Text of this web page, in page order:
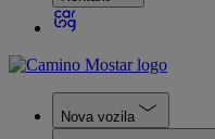
Nova vozila